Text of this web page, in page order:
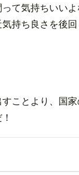
て気持ちいい
持ち良さを後
ことより、国